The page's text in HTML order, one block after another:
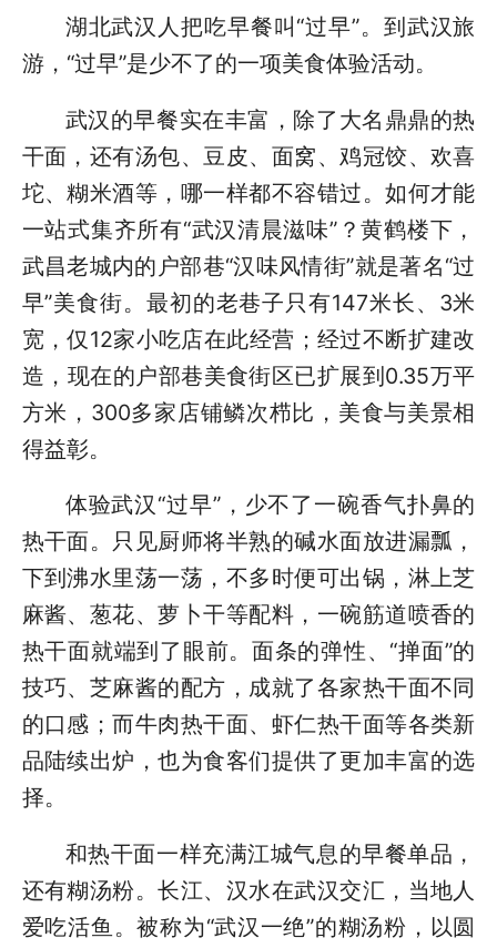
湖北武汉人把吃早餐叫“过早”。到武汉旅
游，“过早”是少不了的一项美食体验活动。
武汉的早餐实在丰富，除了大名鼎鼎的热
干面，还有汤包、豆皮、面窝、鸡冠饺、欢喜
坨、糊米酒等，哪一样都不容错过。如何才能
一站式集齐所有“武汉清晨滋味”？黄鹤楼下，
武昌老城内的户部巷“汉味风情街”就是著名“过
早”美食街。最初的老巷子只有147米长、3米
宽，仅12家小吃店在此经营；经过不断扩建改
造，现在的户部巷美食街区已扩展到0.35万平
方米，300多家店铺鳞次栉比，美食与美景相
得益彰。
体验武汉“过早”，少不了一碗香气扑鼻的
热干面。只见厨师将半熟的碱水面放进漏瓢，
下到沸水里荡一荡，不多时便可出锅，淋上芝
麻酱、葱花、萝卜干等配料，一碗筋道喷香的
热干面就端到了眼前。面条的弹性、“掸面”的
技巧、芝麻酱的配方，成就了各家热干面不同
的口感；而牛肉热干面、虾仁热干面等各类新
品陆续出炉，也为食客们提供了更加丰富的选
择。
和热干面一样充满江城气息的早餐单品，
还有糊汤粉。长江、汉水在武汉交汇，当地人
爱吃活鱼。被称为“武汉一绝”的糊汤粉，以圆